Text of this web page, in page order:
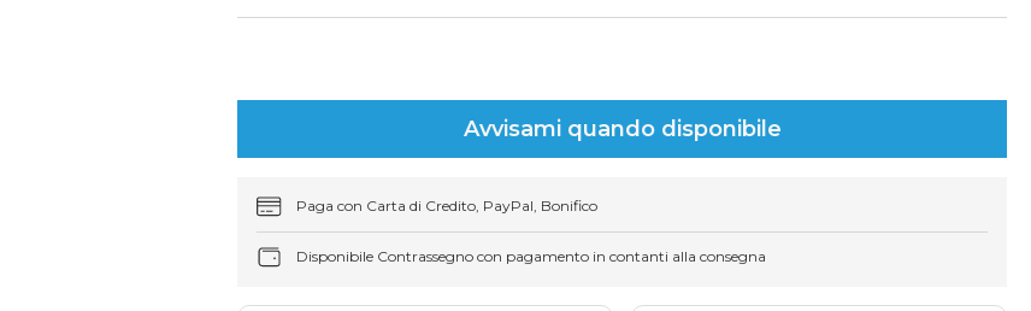
Avvisami quando disponibile
Paga con Carta di Credito, PayPal, Bonifico
Disponibile Contrassegno con pagamento in contanti alla consegna